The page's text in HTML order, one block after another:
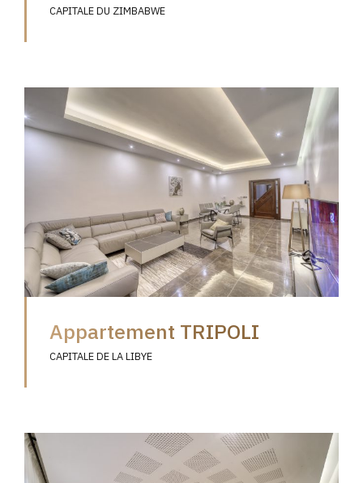
CAPITALE DU ZIMBABWE
Appartement TRIPOLI
CAPITALE DE LA LIBYE